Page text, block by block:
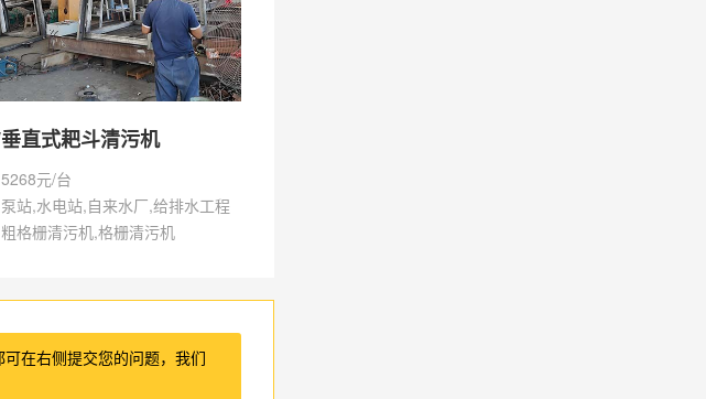
直式耙斗清污机
元/台
站,水电站,自来水厂,给排水工程
格栅清污机,格栅清污机
在右侧提交您的问题，我们